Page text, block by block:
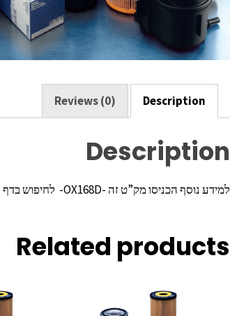
Description
Reviews (0)
Description
למידע נוסף הכניסו מק”ט זה -OX168D- לחיפוש בדף הקישור באתר היצרן
Related products